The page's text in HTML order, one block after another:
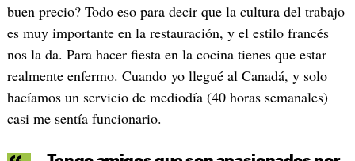
buen precio? Todo eso para decir que la cultura del trabajo
es muy importante en la restauración, y el estilo francés
nos la da. Para hacer fiesta en la cocina tienes que estar
realmente enfermo. Cuando yo llegué al Canadá, y solo
hacíamos un servicio de mediodía (40 horas semanales)
casi me sentía funcionario.